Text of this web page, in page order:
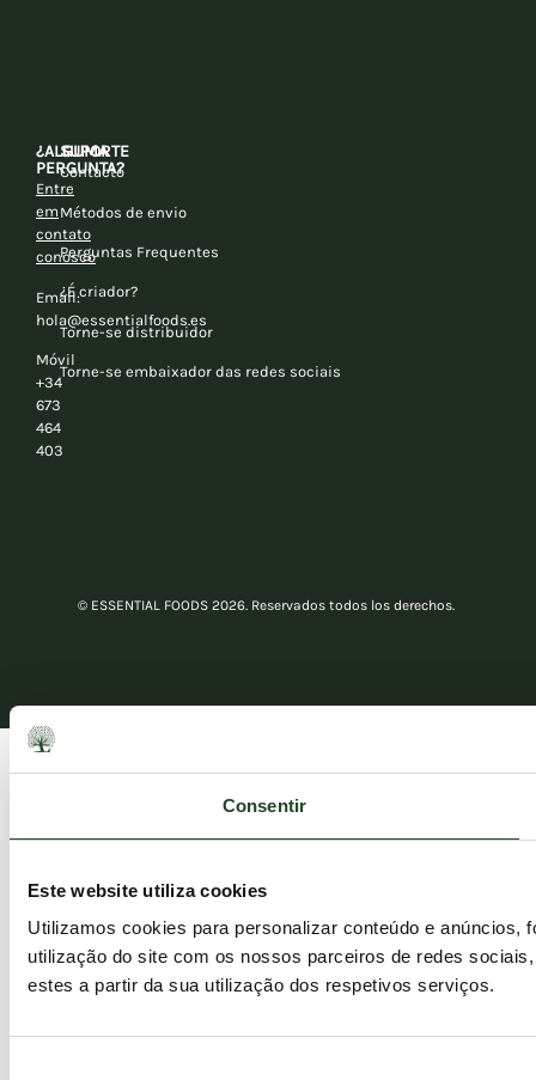
Consentir
Este website utiliza cookies
Utilizamos cookies para personalizar conteúdo e anúncios,
utilização do site com os nossos parceiros de redes
estes a partir da sua utilização dos respetivos serviços.
¿ALGUMA
PERGUNTA?
Entre
em
contato
conosco
Email:
hola@essentialfoods.es
Móvil
+34
673
464
403
SUPORTE
Contacto
Métodos de envio
Perguntas Frequentes
¿É criador?
Torne-se distribuidor
Torne-se embaixador das redes sociais
© ESSENTIAL FOODS 2026. Reservados todos los derechos.